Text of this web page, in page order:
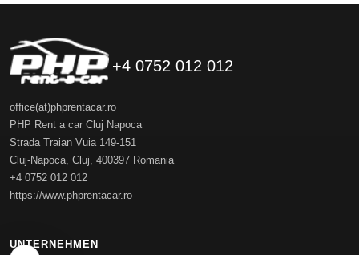
+4 0752 012 012
office(at)phprentacar.ro
PHP Rent a car Cluj Napoca
Strada Traian Vuia 149-151
Cluj-Napoca, Cluj, 400397 Romania
+4 0752 012 012
https://www.phprentacar.ro
UNTERNEHMEN